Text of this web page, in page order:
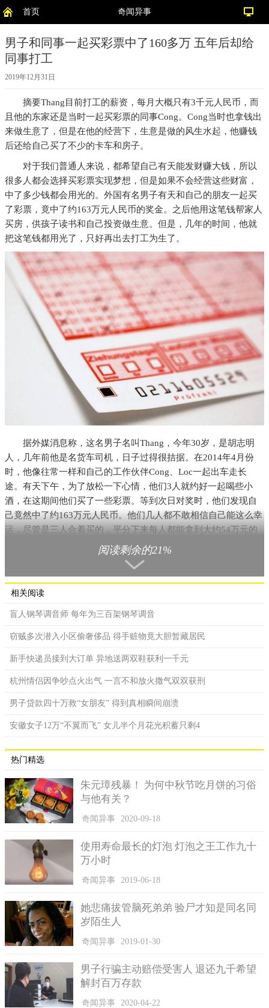
首页 奇闻异事
男子和同事一起买彩票中了160多万 五年后却给
同事打工
2019年12月31日
摘要Thang目前打工的薪资，每月大概只有3千元人民币，而
且他的东家还是当时一起买彩票的同事Cong。Cong当时也拿钱出
来做生意了，但是在他的经营下，生意是做的风生水起，他赚钱
后还给自己买了不少的卡车和房子。
对于我们普通人来说，都希望自己有天能发财赚大钱，所以
很多人都会选择买彩票实现梦想，但是如果不会经营这些财富，
中了多少钱都会用光的。外国有名男子有天和自己的朋友一起买
了彩票，竟中了约163万元人民币的奖金。之后他用这笔钱帮家人
买房，供孩子读书和自己投资做生意。但是，几年的时间，他就
把这笔钱都用光了，只好再出去打工为生了。
据外媒消息称，这名男子名叫Thang，今年30岁，是胡志明
人，几年前他是名货车司机，日子过得很拮据。在2014年4月份
时，他像往常一样和自己的工作伙伴Cong、Loc一起出车走长
途。有天下午，为了放松一下心情，他们3人就约好一起喝些小
酒，在这期间他们买了一些彩票。等到次日对奖时，他们发现自
己竟然中了约163万元人民币。他们几人都不敢相信自己能这么幸
运，尽管是三人合着买的，平分下来每人都能拿到大约54万元的
Thang拿到这笔钱之后，他拿了一部分的钱来给他的爸妈盖了
一栋楼，另外还拿钱供自己的孩子读书，还为一些贫困的人们捐
了钱。另外，他自己还买了一辆摩托车和一辆卡车，自己当起了
老板，其余的钱则被他用来储存起来了。
但是，就这样过了5年，Thang生意做的十分不顺，把钱都花
光了，迫于无奈，他只好再出去找工作，靠打工来养家糊口。他
称，自己小时候家里很穷，他没有接受过教育，所以突然中奖
了，他却不知道该怎样正确的利用这笔钱，他尝试过投资做生
意，但是却以失败告终了。
的东家还是当时一起买彩票的同事Cong。Cong当时也拿钱出来做
生意了，但是在他的经营下，生意是做的风生水起，他赚钱后还
给自己买了不少的卡车和房子。
阅读剩余的21%
相关阅读
盲人钢琴调音师 每年为三百架钢琴调音
窃贼多次潜入小区偷奢侈品 得手赃物竟大胆暂藏居民
新手快递员接到大订单 异地送两双鞋获利一千元
杭州情侣因争吵点火出气 一言不和放火撒气双双获刑
男子贷款四十万救“女朋友” 得到真相瞬间崩溃
安徽女子12万“不翼而飞” 女儿半个月花光积蓄只剩4
热门精选
朱元璋残暴！ 为何中秋节吃月饼的习俗
与他有关？
奇闻异事 2020-09-18
使用寿命最长的灯泡 灯泡之王工作九十
万小时
奇闻异事 2019-06-18
她悲痛拔管脑死弟弟 验尸才知是同名同
岁陌生人
奇闻异事 2019-01-30
男子行骗主动赔偿受害人 退还九千希望
解封百万存款
奇闻异事 2020-04-22